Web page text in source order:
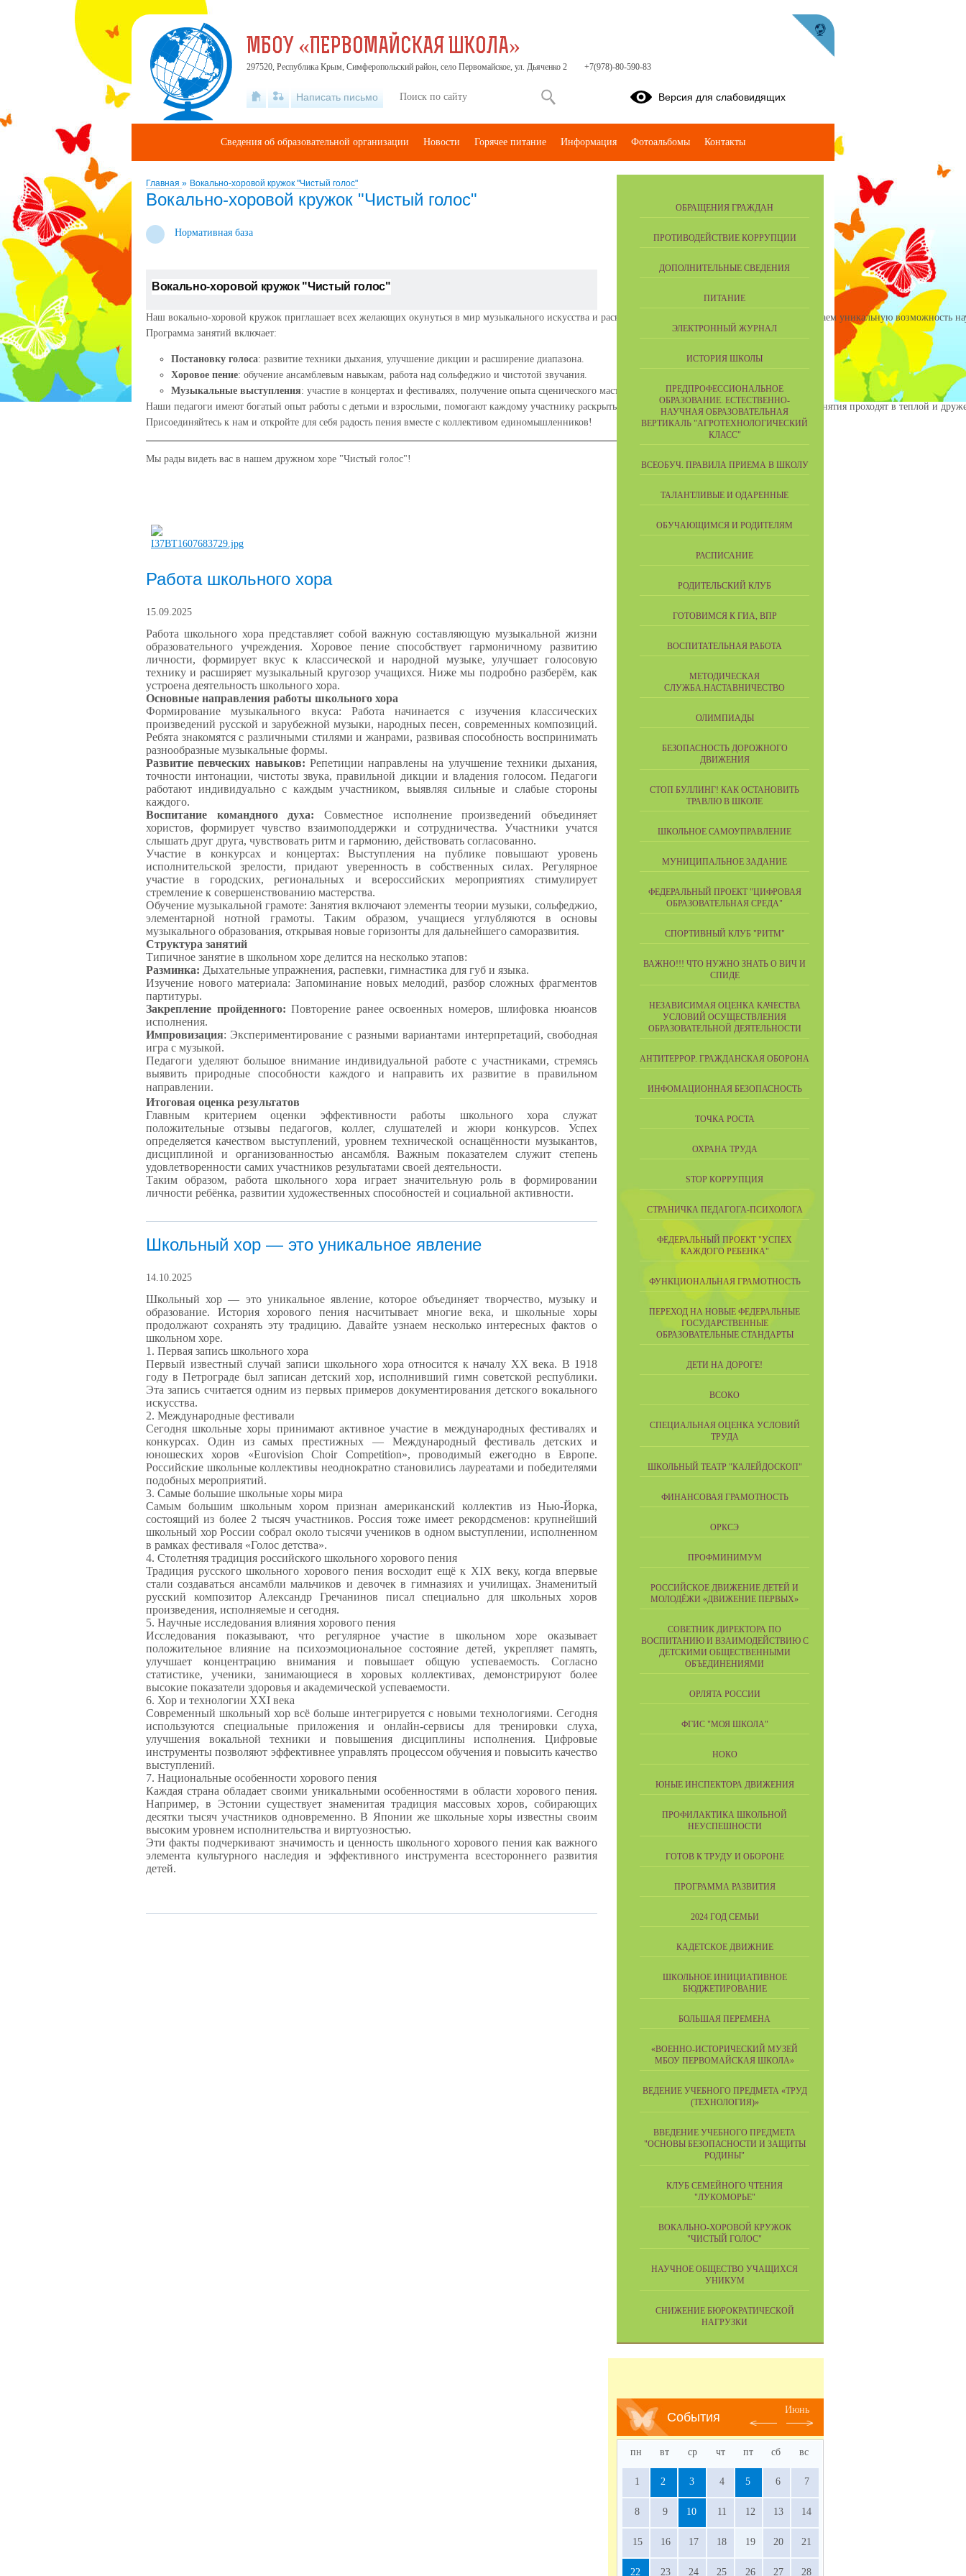
Главная » Вокально-хоровой кружок "Чистый голос"
Вокально-хоровой кружок "Чистый голос"
Нормативная база
Вокально-хоровой кружок "Чистый голос"
Наш вокально-хоровой кружок приглашает всех желающих окунуться в мир музыкального искусства и раскрыть свой творческий потенциал. Мы предлагаем уникальную возможность
Программа занятий включает:
Постановку голоса: развитие техники дыхания, улучшение дикции и расширение диапазона.
Хоровое пение: обучение ансамблевым навыкам, работа над сольфеджио и чистотой звучания.
Музыкальные выступления: участие в концертах и фестивалях, получение опыта сценического мастерства.
Наши педагоги имеют богатый опыт работы с детьми и взрослыми, помогают каждому участнику раскрыть свои таланты и обрести уверенность в себе. Занятия проходят в теплой и
Присоединяйтесь к нам и откройте для себя радость пения вместе с коллективом единомышленников!
Мы рады видеть вас в нашем дружном хоре "Чистый голос"!
Работа школьного хора
15.09.2025
Работа школьного хора представляет собой важную составляющую музыкальной жизни
образовательного учреждения. Хоровое пение способствует гармоничному развитию
личности, формирует вкус к классической и народной музыке, улучшает голосовую
технику и расширяет музыкальный кругозор учащихся. Ниже мы подробно разберём, как
устроена деятельность школьного хора.
Основные направления работы школьного хора
Формирование музыкального вкуса: Работа начинается с изучения классических
произведений русской и зарубежной музыки, народных песен, современных композиций.
Ребята знакомятся с различными стилями и жанрами, развивая способность воспринимать
разнообразные музыкальные формы.
Развитие певческих навыков: Репетиции направлены на улучшение техники дыхания,
точности интонации, чистоты звука, правильной дикции и владения голосом. Педагоги
работают индивидуально с каждым участником, выявляя сильные и слабые стороны
каждого.
Воспитание командного духа: Совместное исполнение произведений объединяет
хористов, формирует чувство взаимоподдержки и сотрудничества. Участники учатся
слышать друг друга, чувствовать ритм и гармонию, действовать согласованно.
Участие в конкурсах и концертах: Выступления на публике повышают уровень
исполнительской зрелости, придают уверенность в собственных силах. Регулярное
участие в городских, региональных и всероссийских мероприятиях стимулирует
стремление к совершенствованию мастерства.
Обучение музыкальной грамоте: Занятия включают элементы теории музыки, сольфеджио,
элементарной нотной грамоты. Таким образом, учащиеся углубляются в основы
музыкального образования, открывая новые горизонты для дальнейшего саморазвития.
Структура занятий
Типичное занятие в школьном хоре делится на несколько этапов:
Разминка: Дыхательные упражнения, распевки, гимнастика для губ и языка.
Изучение нового материала: Запоминание новых мелодий, разбор сложных фрагментов
партитуры.
Закрепление пройденного: Повторение ранее освоенных номеров, шлифовка нюансов
исполнения.
Импровизация: Экспериментирование с разными вариантами интерпретаций, свободная
игра с музыкой.
Педагоги уделяют большое внимание индивидуальной работе с участниками, стремясь
выявить природные способности каждого и направить их развитие в правильном
направлении.
Итоговая оценка результатов
Главным критерием оценки эффективности работы школьного хора служат
положительные отзывы педагогов, коллег, слушателей и жюри конкурсов. Успех
определяется качеством выступлений, уровнем технической оснащённости музыкантов,
дисциплиной и организованностью ансамбля. Важным показателем служит степень
удовлетворенности самих участников результатами своей деятельности.
Таким образом, работа школьного хора играет значительную роль в формировании
личности ребёнка, развитии художественных способностей и социальной активности.
Школьный хор — это уникальное явление
14.10.2025
Школьный хор — это уникальное явление, которое объединяет творчество, музыку и
образование. История хорового пения насчитывает многие века, и школьные хоры
продолжают сохранять эту традицию. Давайте узнаем несколько интересных фактов о
школьном хоре.
1. Первая запись школьного хора
Первый известный случай записи школьного хора относится к началу XX века. В 1918
году в Петрограде был записан детский хор, исполнивший гимн советской республики.
Эта запись считается одним из первых примеров документирования детского вокального
искусства.
2. Международные фестивали
Сегодня школьные хоры принимают активное участие в международных фестивалях и
конкурсах. Один из самых престижных — Международный фестиваль детских и
юношеских хоров «Eurovision Choir Competition», проводимый ежегодно в Европе.
Российские школьные коллективы неоднократно становились лауреатами и победителями
подобных мероприятий.
3. Самые большие школьные хоры мира
Самым большим школьным хором признан американский коллектив из Нью-Йорка,
состоящий из более 2 тысяч участников. Россия тоже имеет рекордсменов: крупнейший
школьный хор России собрал около тысячи учеников в одном выступлении, исполненном
в рамках фестиваля «Голос детства».
4. Столетняя традиция российского школьного хорового пения
Традиция русского школьного хорового пения восходит ещё к XIX веку, когда впервые
стали создаваться ансамбли мальчиков и девочек в гимназиях и училищах. Знаменитый
русский композитор Александр Гречанинов писал специально для школьных хоров
произведения, исполняемые и сегодня.
5. Научные исследования влияния хорового пения
Исследования показывают, что регулярное участие в школьном хоре оказывает
положительное влияние на психоэмоциональное состояние детей, укрепляет память,
улучшает концентрацию внимания и повышает общую успеваемость. Согласно
статистике, ученики, занимающиеся в хоровых коллективах, демонстрируют более
высокие показатели здоровья и академической успеваемости.
6. Хор и технологии XXI века
Современный школьный хор всё больше интегрируется с новыми технологиями. Сегодня
используются специальные приложения и онлайн-сервисы для тренировки слуха,
улучшения вокальной техники и повышения дисциплины исполнения. Цифровые
инструменты позволяют эффективнее управлять процессом обучения и повысить качество
выступлений.
7. Национальные особенности хорового пения
Каждая страна обладает своими уникальными особенностями в области хорового пения.
Например, в Эстонии существует знаменитая традиция массовых хоров, собирающих
десятки тысяч участников одновременно. В Японии же школьные хоры известны своим
высоким уровнем исполнительства и виртуозностью.
Эти факты подчеркивают значимость и ценность школьного хорового пения как важного
элемента культурного наследия и эффективного инструмента всестороннего развития
детей.
ОБРАЩЕНИЯ ГРАЖДАН
ПРОТИВОДЕЙСТВИЕ КОРРУПЦИИ
ДОПОЛНИТЕЛЬНЫЕ СВЕДЕНИЯ
ПИТАНИЕ
ЭЛЕКТРОННЫЙ ЖУРНАЛ
ИСТОРИЯ ШКОЛЫ
ПРЕДПРОФЕССИОНАЛЬНОЕ
ОБРАЗОВАНИЕ. ЕСТЕСТВЕННО-
НАУЧНАЯ ОБРАЗОВАТЕЛЬНАЯ
ВЕРТИКАЛЬ "АГРОТЕХНОЛОГИЧЕСКИЙ
КЛАСС"
ВСЕОБУЧ. ПРАВИЛА ПРИЕМА В ШКОЛУ
ТАЛАНТЛИВЫЕ И ОДАРЕННЫЕ
ОБУЧАЮЩИМСЯ И РОДИТЕЛЯМ
РАСПИСАНИЕ
РОДИТЕЛЬСКИЙ КЛУБ
ГОТОВИМСЯ К ГИА, ВПР
ВОСПИТАТЕЛЬНАЯ РАБОТА
МЕТОДИЧЕСКАЯ
СЛУЖБА.НАСТАВНИЧЕСТВО
ОЛИМПИАДЫ
БЕЗОПАСНОСТЬ ДОРОЖНОГО
ДВИЖЕНИЯ
СТОП БУЛЛИНГ! КАК ОСТАНОВИТЬ
ТРАВЛЮ В ШКОЛЕ
ШКОЛЬНОЕ САМОУПРАВЛЕНИЕ
МУНИЦИПАЛЬНОЕ ЗАДАНИЕ
ФЕДЕРАЛЬНЫЙ ПРОЕКТ "ЦИФРОВАЯ
ОБРАЗОВАТЕЛЬНАЯ СРЕДА"
СПОРТИВНЫЙ КЛУБ "РИТМ"
ВАЖНО!!! ЧТО НУЖНО ЗНАТЬ О ВИЧ И
СПИДЕ
НЕЗАВИСИМАЯ ОЦЕНКА КАЧЕСТВА
УСЛОВИЙ ОСУЩЕСТВЛЕНИЯ
ОБРАЗОВАТЕЛЬНОЙ ДЕЯТЕЛЬНОСТИ
АНТИТЕРРОР. ГРАЖДАНСКАЯ ОБОРОНА
ИНФОМАЦИОННАЯ БЕЗОПАСНОСТЬ
ТОЧКА РОСТА
ОХРАНА ТРУДА
STOP КОРРУПЦИЯ
СТРАНИЧКА ПЕДАГОГА-ПСИХОЛОГА
ФЕДЕРАЛЬНЫЙ ПРОЕКТ "УСПЕХ
КАЖДОГО РЕБЕНКА"
ФУНКЦИОНАЛЬНАЯ ГРАМОТНОСТЬ
ПЕРЕХОД НА НОВЫЕ ФЕДЕРАЛЬНЫЕ
ГОСУДАРСТВЕННЫЕ
ОБРАЗОВАТЕЛЬНЫЕ СТАНДАРТЫ
ДЕТИ НА ДОРОГЕ!
ВСОКО
СПЕЦИАЛЬНАЯ ОЦЕНКА УСЛОВИЙ
ТРУДА
ШКОЛЬНЫЙ ТЕАТР "КАЛЕЙДОСКОП"
ФИНАНСОВАЯ ГРАМОТНОСТЬ
ОРКСЭ
ПРОФМИНИМУМ
РОССИЙСКОЕ ДВИЖЕНИЕ ДЕТЕЙ И
МОЛОДЁЖИ «ДВИЖЕНИЕ ПЕРВЫХ»
СОВЕТНИК ДИРЕКТОРА ПО
ВОСПИТАНИЮ И ВЗАИМОДЕЙСТВИЮ С
ДЕТСКИМИ ОБЩЕСТВЕННЫМИ
ОБЪЕДИНЕНИЯМИ
ОРЛЯТА РОССИИ
ФГИС "МОЯ ШКОЛА"
НОКО
ЮНЫЕ ИНСПЕКТОРА ДВИЖЕНИЯ
ПРОФИЛАКТИКА ШКОЛЬНОЙ
НЕУСПЕШНОСТИ
ГОТОВ К ТРУДУ И ОБОРОНЕ
ПРОГРАММА РАЗВИТИЯ
2024 ГОД СЕМЬИ
КАДЕТСКОЕ ДВИЖНИЕ
ШКОЛЬНОЕ ИНИЦИАТИВНОЕ
БЮДЖЕТИРОВАНИЕ
БОЛЬШАЯ ПЕРЕМЕНА
«ВОЕННО-ИСТОРИЧЕСКИЙ МУЗЕЙ
МБОУ ПЕРВОМАЙСКАЯ ШКОЛА»
ВЕДЕНИЕ УЧЕБНОГО ПРЕДМЕТА «ТРУД
(ТЕХНОЛОГИЯ)»
ВВЕДЕНИЕ УЧЕБНОГО ПРЕДМЕТА
"ОСНОВЫ БЕЗОПАСНОСТИ И ЗАЩИТЫ
РОДИНЫ"
КЛУБ СЕМЕЙНОГО ЧТЕНИЯ
"ЛУКОМОРЬЕ"
ВОКАЛЬНО-ХОРОВОЙ КРУЖОК
"ЧИСТЫЙ ГОЛОС"
НАУЧНОЕ ОБЩЕСТВО УЧАЩИХСЯ
УНИКУМ
СНИЖЕНИЕ БЮРОКРАТИЧЕСКОЙ
НАГРУЗКИ
События
Июнь
пн вт ср чт пт сб вс
1 2 3 4 5 6 7
8 9 10 11 12 13 14
15 16 17 18 19 20 21
22 23 24 25 26 27 28
МБОУ «ПЕРВОМАЙСКАЯ ШКОЛА»
297520, Республика Крым, Симферопольский район, село Первомайское, ул. Дьяченко 2 +7(978)-80-590-83
Написать письмо Версия для слабовидящих
Сведения об образовательной организации Новости Горячее питание Информация Фотоальбомы Контакты